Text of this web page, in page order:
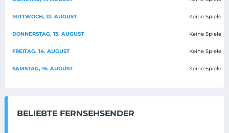
MITTWOCH, 12. AUGUST Keine Spiele
DONNERSTAG, 13. AUGUST Keine Spiele
FREITAG, 14. AUGUST Keine Spiele
SAMSTAG, 15. AUGUST Keine Spiele
BELIEBTE FERNSEHSENDER